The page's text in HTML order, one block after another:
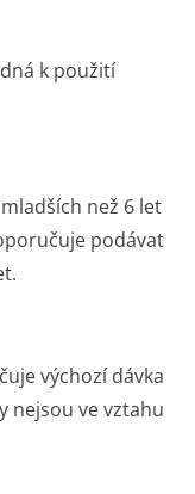
k použití
než 6 let
podávat
výchozí dávka
nejsou ve vztahu